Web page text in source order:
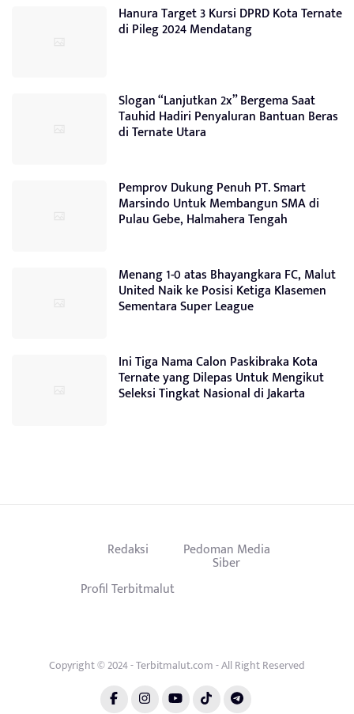
Hanura Target 3 Kursi DPRD Kota Ternate
di Pileg 2024 Mendatang
Slogan “Lanjutkan 2x” Bergema Saat
Tauhid Hadiri Penyaluran Bantuan Beras
di Ternate Utara
Pemprov Dukung Penuh PT. Smart
Marsindo Untuk Membangun SMA di
Pulau Gebe, Halmahera Tengah
Menang 1-0 atas Bhayangkara FC, Malut
United Naik ke Posisi Ketiga Klasemen
Sementara Super League
Ini Tiga Nama Calon Paskibraka Kota
Ternate yang Dilepas Untuk Mengikut
Seleksi Tingkat Nasional di Jakarta
Redaksi Pedoman Media
Siber
Profil Terbitmalut
Copyright © 2024 - Terbitmalut.com - All Right Reserved